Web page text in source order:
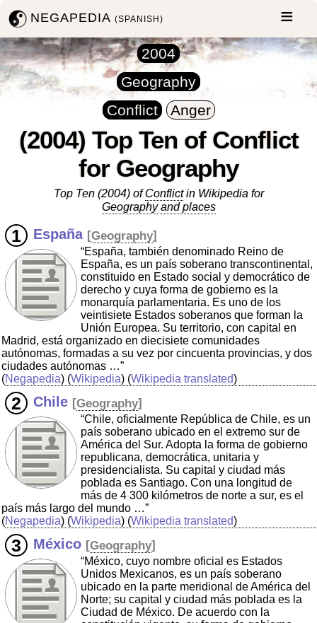
NEGAPEDIA(SPANISH)
2004
Geography
Conflict
Anger
(2004) Top Ten of Conflict
for Geography
Top Ten (2004) ofConflictin Wikipedia for
Geography and places
España [Geography]
“España, también denominado Reino de
España, es un país soberano transcontinental,
constituido en Estado social y democrático de
derecho y cuya forma de gobierno es la
monarquía parlamentaria. Es uno de los
veintisiete Estados soberanos que forman la
Unión Europea. Su territorio, con capital en
Madrid, está organizado en diecisiete comunidades
autónomas, formadas a su vez por cincuenta provincias, y dos
ciudades autónomas …”
(Negapedia) (Wikipedia) (Wikipedia translated)
Chile [Geography]
“Chile, oficialmente República de Chile, es un
país soberano ubicado en el extremo sur de
América del Sur. Adopta la forma de gobierno
republicana, democrática, unitaria y
presidencialista. Su capital y ciudad más
poblada es Santiago. Con una longitud de
más de 4 300 kilómetros de norte a sur, es el
país más largo del mundo …”
(Negapedia) (Wikipedia) (Wikipedia translated)
México [Geography]
“México, cuyo nombre oficial es Estados
Unidos Mexicanos, es un país soberano
ubicado en la parte meridional de América del
Norte; su capital y ciudad más poblada es la
Ciudad de México. De acuerdo con la